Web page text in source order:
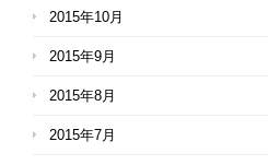
2015年10月
2015年9月
2015年8月
2015年7月